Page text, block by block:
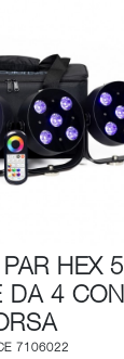
HEX 5
DA 4 CON
7106022